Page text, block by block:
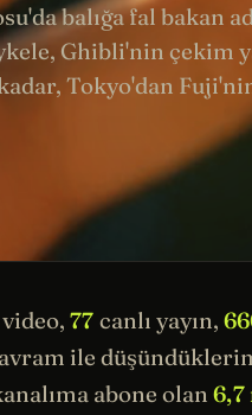
balığa fal bakan
Ghibli'nin çekim
Tokyo'dan
video,77 canlı yayın,
ile
abone olan